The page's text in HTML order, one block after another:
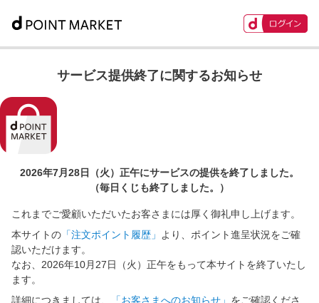
サービス提供終了に関するお知らせ
2026年7月28日（火）正午にサービスの提供を終了しました。
（毎日くじも終了しました。）
これまでご愛顧いただいたお客さまには厚く御礼申し上げます。
本サイトの 「注文ポイント履歴」
より、ポイント進呈状況をご確
認いただけます。
なお、2026年10月27日（火）正午をもって本サイトを終了いたし
ます。
詳細につきましては、
「お客さまへのお知らせ」 をご確認くださ